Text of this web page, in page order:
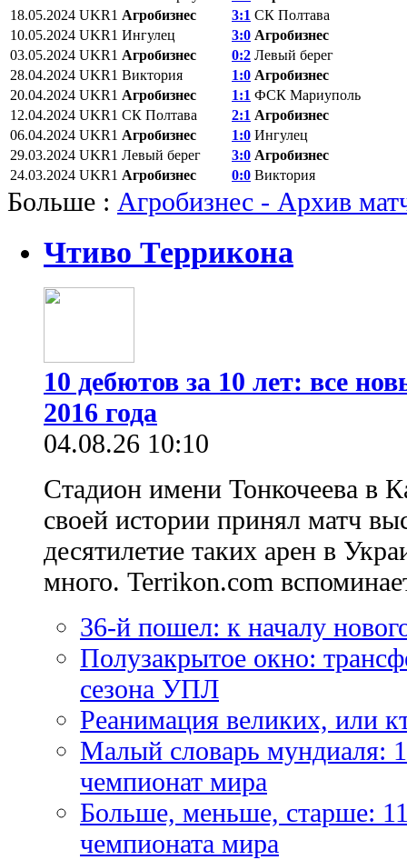
18.05.2024 UKR1 Агробизнес 3:1 СК Полтава
10.05.2024 UKR1 Ингулец 3:0 Агробизнес
03.05.2024 UKR1 Агробизнес 0:2 Левый берег
28.04.2024 UKR1 Виктория 1:0 Агробизнес
20.04.2024 UKR1 Агробизнес 1:1 ФСК Мариуполь
12.04.2024 UKR1 СК Полтава 2:1 Агробизнес
06.04.2024 UKR1 Агробизнес 1:0 Ингулец
29.03.2024 UKR1 Левый берег 3:0 Агробизнес
24.03.2024 UKR1 Агробизнес 0:0 Виктория
Больше : Агробизнес - Архив
Чтиво Террикона
10 дебютов за 10 лет: все
2016 года
04.08.26 10:10
Стадион имени Тонкочеева в
своей истории принял матч
десятилетие таких арен в
много. Terrikon.com
36-й пошел: к началу
Полузакрытое окно:
сезона УПЛ
Реанимация великих, или
Малый словарь мундиаля:
чемпионат мира
Больше, меньше, старше:
чемпионата мира